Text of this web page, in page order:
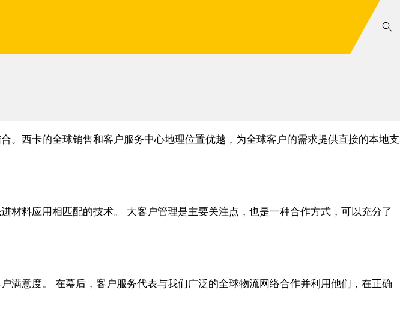
西卡的全球销售和客户服务中心地理位置优越，为全球客户的需求提供直接的本地支
料应用相匹配的技术。 大客户管理是主要关注点，也是一种合作方式，可以充分了
意度。 在幕后，客户服务代表与我们广泛的全球物流网络合作并利用他们，在正确